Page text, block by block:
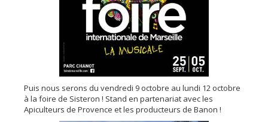
Puis nous serons du vendredi 9 octobre au lundi 12 octobre
à la foire de Sisteron ! Stand en partenariat avec les
Apiculteurs de Provence et les producteurs de Banon !